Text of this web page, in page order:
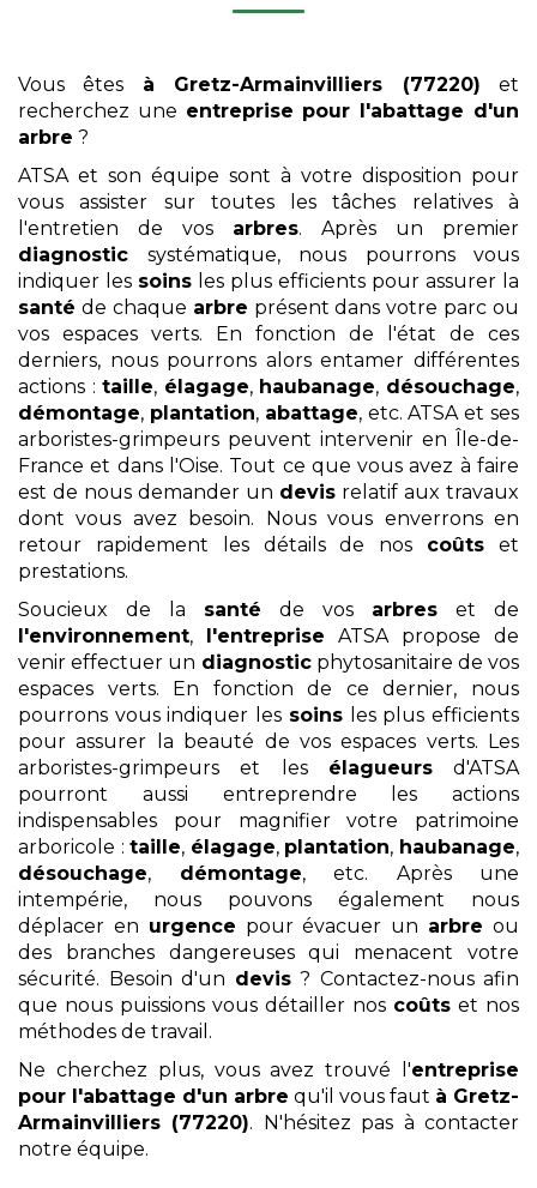
Vous êtes à Gretz-Armainvilliers (77220) et
recherchez une entreprise pour l'abattage d'un
arbre ?
ATSA et son équipe sont à votre disposition pour
vous assister sur toutes les tâches relatives à
l'entretien de vos arbres. Après un premier
diagnostic systématique, nous pourrons vous
indiquer les soins les plus efficients pour assurer la
santé de chaque arbre présent dans votre parc ou
vos espaces verts. En fonction de l'état de ces
derniers, nous pourrons alors entamer différentes
actions :taille, élagage, haubanage, désouchage,
démontage, plantation, abattage, etc. ATSA et ses
arboristes-grimpeurs peuvent intervenir en Île-de-
France et dans l'Oise. Tout ce que vous avez à faire
est de nous demander un devis relatif aux travaux
dont vous avez besoin. Nous vous enverrons en
retour rapidement les détails de nos coûts et
prestations.
Soucieux de la santé de vos arbres et de
l'environnement, l'entreprise ATSA propose de
venir effectuer un diagnosticphytosanitaire de vos
espaces verts. En fonction de ce dernier, nous
pourrons vous indiquer les soinsles plus efficients
pour assurer la beauté de vos espaces verts. Les
arboristes-grimpeurs et les élagueursd'ATSA
pourront aussi entreprendre les actions
indispensables pour magnifier votre patrimoine
arboricole :taille, élagage, plantation, haubanage,
désouchage, démontage, etc. Après une
intempérie, nous pouvons également nous
déplacer en urgence pour évacuer un arbre ou
des branches dangereuses qui menacent votre
sécurité. Besoin d'un devis? Contactez-nous afin
que nous puissions vous détailler nos coûts et nos
méthodes de travail.
Ne cherchez plus, vous avez trouvé l'entreprise
pour l'abattage d'un arbre qu'il vous faut à Gretz-
Armainvilliers (77220). N'hésitez pas à contacter
notre équipe.